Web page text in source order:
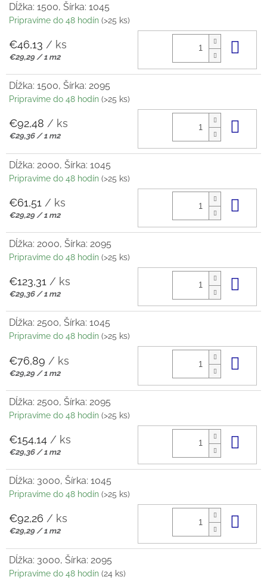
Dĺžka: 1500, Šírka: 1045
Pripravíme do 48 hodín (>25 ks)
€46,13 / ks
Jednotková
€29,29 / 1 m2
Dĺžka: 1500, Šírka: 2095
Pripravíme do 48 hodín (>25 ks)
€92,48 / ks
Jednotková
€29,36 / 1 m2
Dĺžka: 2000, Šírka: 1045
Pripravíme do 48 hodín (>25 ks)
€61,51 / ks
Jednotková
€29,29 / 1 m2
Dĺžka: 2000, Šírka: 2095
Pripravíme do 48 hodín (>25 ks)
€123,31 / ks
Jednotková
€29,36 / 1 m2
Dĺžka: 2500, Šírka: 1045
Pripravíme do 48 hodín (>25 ks)
€76,89 / ks
Jednotková
€29,29 / 1 m2
Dĺžka: 2500, Šírka: 2095
Pripravíme do 48 hodín (>25 ks)
€154,14 / ks
Jednotková
€29,36 / 1 m2
Dĺžka: 3000, Šírka: 1045
Pripravíme do 48 hodín (>25 ks)
€92,26 / ks
Jednotková
€29,29 / 1 m2
Dĺžka: 3000, Šírka: 2095
Pripravíme do 48 hodín (24 ks)